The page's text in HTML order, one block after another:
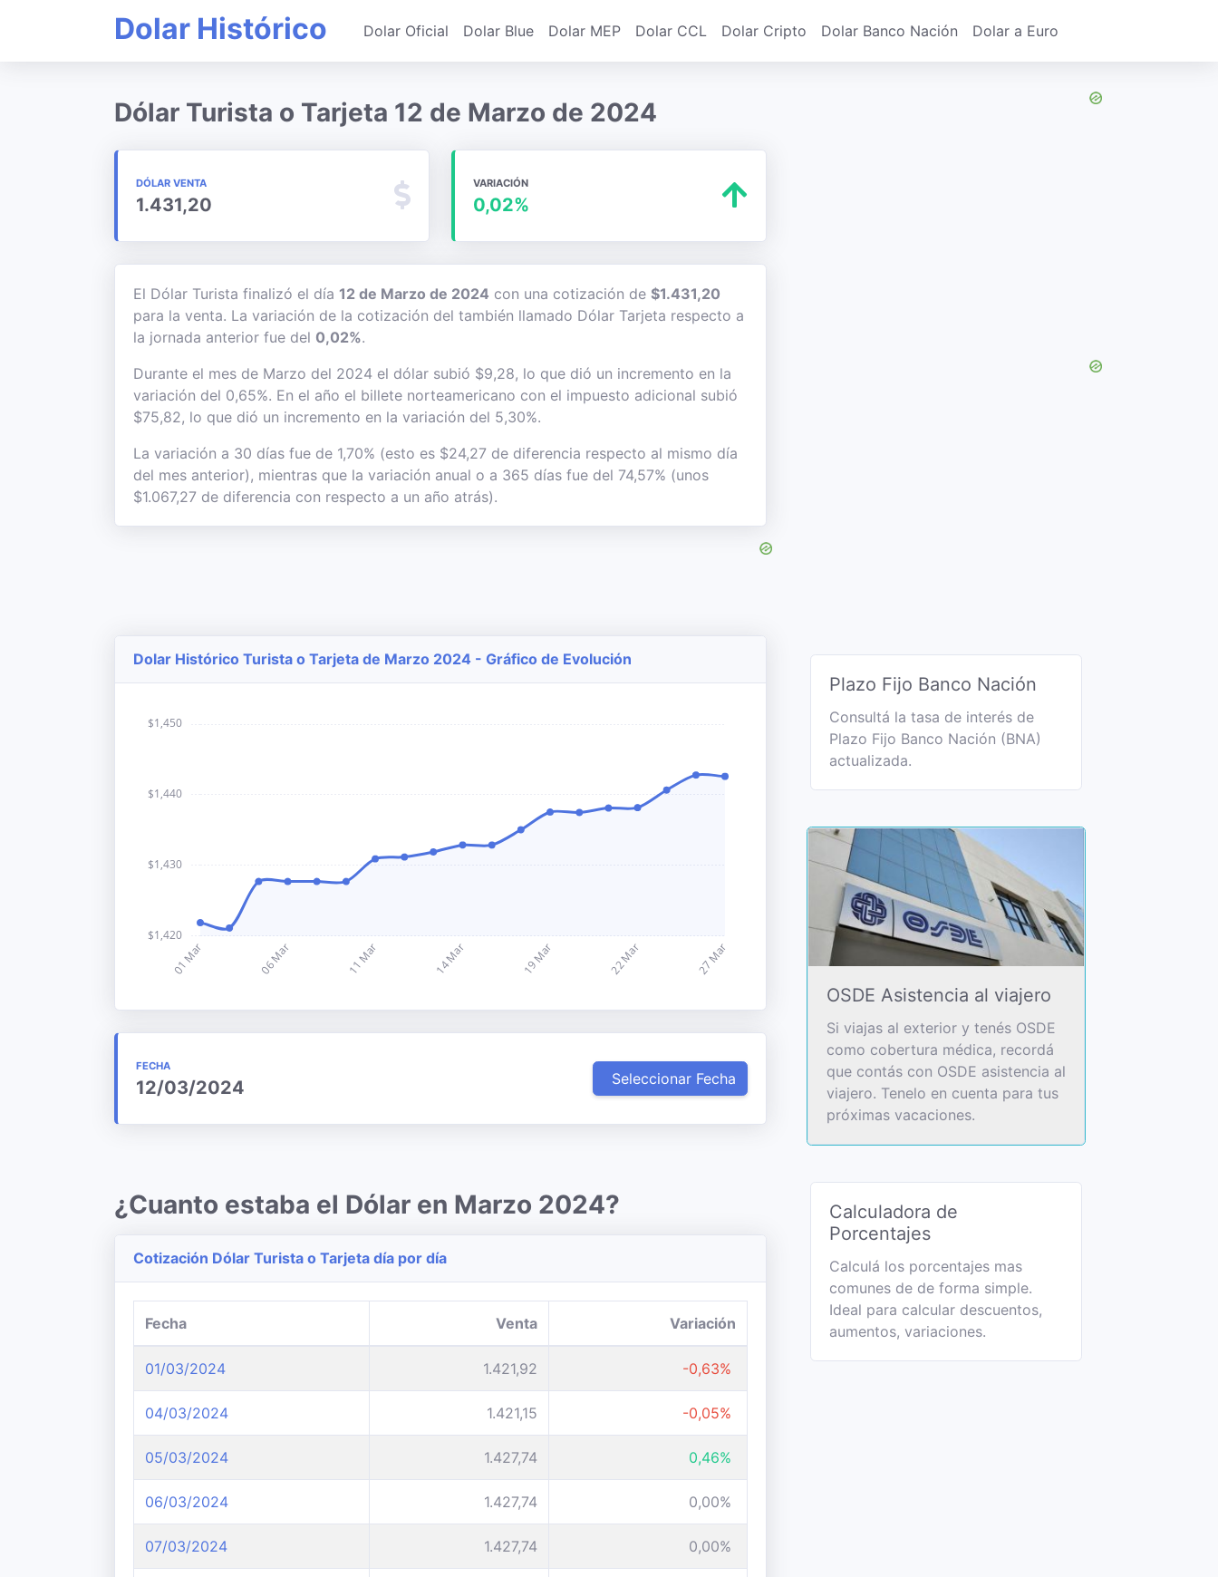
Dolar Histórico Dolar Oficial Dolar Blue Dolar MEP Dolar CCL Dolar Cripto Dolar Banco Nación Dolar a Euro
Dólar Turista o Tarjeta 12 de Marzo de 2024
DÓLAR VENTA
1.431,20
VARIACIÓN
0,02%
El Dólar Turista finalizó el día 12 de Marzo de 2024 con una cotización de $1.431,20
para la venta. La variación de la cotización del también llamado Dólar Tarjeta respecto a
la jornada anterior fue del 0,02%.
Durante el mes de Marzo del 2024 el dólar subió $9,28, lo que dió un incremento en la
variación del 0,65%. En el año el billete norteamericano con el impuesto adicional subió
$75,82, lo que dió un incremento en la variación del 5,30%.
La variación a 30 días fue de 1,70% (esto es $24,27 de diferencia respecto al mismo día
del mes anterior), mientras que la variación anual o a 365 días fue del 74,57% (unos
$1.067,27 de diferencia con respecto a un año atrás).
Dolar Histórico Turista o Tarjeta de Marzo 2024 - Gráfico de Evolución
FECHA
12/03/2024 Seleccionar Fecha
¿Cuanto estaba el Dólar en Marzo 2024?
Cotización Dólar Turista o Tarjeta día por día
Fecha Venta Variación
01/03/2024 1.421,92 -0,63%
04/03/2024 1.421,15 -0,05%
05/03/2024 1.427,74 0,46%
06/03/2024 1.427,74 0,00%
07/03/2024 1.427,74 0,00%
Plazo Fijo Banco Nación
Consultá la tasa de interés de
Plazo Fijo Banco Nación (BNA)
actualizada.
OSDE Asistencia al viajero
Si viajas al exterior y tenés OSDE
como cobertura médica, recordá
que contás con OSDE asistencia al
viajero. Tenelo en cuenta para tus
próximas vacaciones.
Calculadora de
Porcentajes
Calculá los porcentajes mas
comunes de de forma simple.
Ideal para calcular descuentos,
aumentos, variaciones.